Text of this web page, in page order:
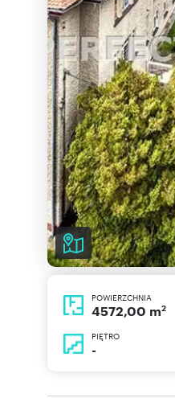
POWIERZCHNIA
4572,00 m2
PIĘTRO
-